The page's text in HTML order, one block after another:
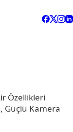
Özellikleri
Güçlü Kamera